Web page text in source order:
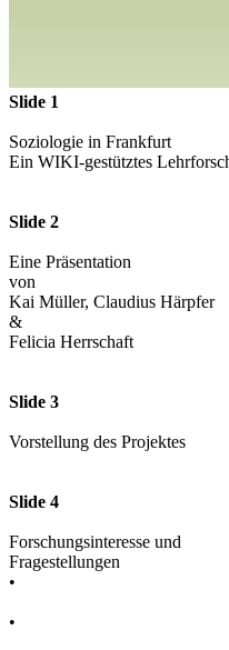
Slide 1
Soziologie in Frankfurt
Ein WIKI-gestütztes
Slide 2
Eine Präsentation
von
Kai Müller, Claudius Härpfer
&
Felicia Herrschaft
Slide 3
Vorstellung des Projektes
Slide 4
Forschungsinteresse und
Fragestellungen
•
•